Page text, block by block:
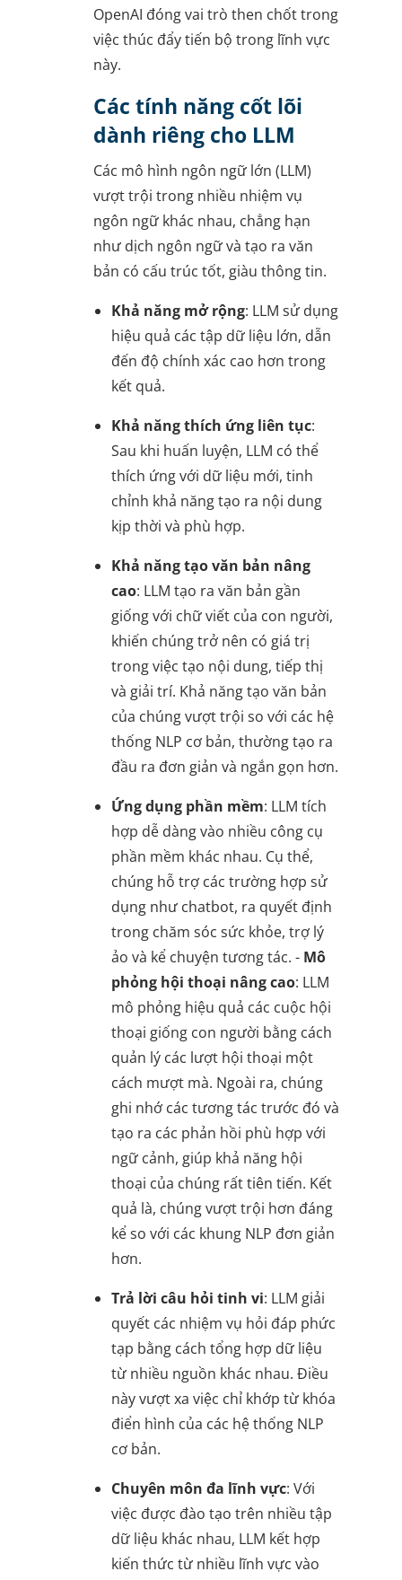
OpenAI đóng vai trò then chốt trong
việc thúc đẩy tiến bộ trong lĩnh vực
này.
Các tính năng cốt lõi
dành riêng cho LLM
Các mô hình ngôn ngữ lớn (LLM)
vượt trội trong nhiều nhiệm vụ
ngôn ngữ khác nhau, chẳng hạn
như dịch ngôn ngữ và tạo ra văn
bản có cấu trúc tốt, giàu thông tin.
Khả năng mở rộng: LLM sử dụng
hiệu quả các tập dữ liệu lớn, dẫn
đến độ chính xác cao hơn trong
kết quả.
Khả năng thích ứng liên tục:
Sau khi huấn luyện, LLM có thể
thích ứng với dữ liệu mới, tinh
chỉnh khả năng tạo ra nội dung
kịp thời và phù hợp.
Khả năng tạo văn bản nâng
cao: LLM tạo ra văn bản gần
giống với chữ viết của con người,
khiến chúng trở nên có giá trị
trong việc tạo nội dung, tiếp thị
và giải trí. Khả năng tạo văn bản
của chúng vượt trội so với các hệ
thống NLP cơ bản, thường tạo ra
đầu ra đơn giản và ngắn gọn hơn.
Ứng dụng phần mềm: LLM tích
hợp dễ dàng vào nhiều công cụ
phần mềm khác nhau. Cụ thể,
chúng hỗ trợ các trường hợp sử
dụng như chatbot, ra quyết định
trong chăm sóc sức khỏe, trợ lý
ảo và kể chuyện tương tác. - Mô
phỏng hội thoại nâng cao: LLM
mô phỏng hiệu quả các cuộc hội
thoại giống con người bằng cách
quản lý các lượt hội thoại một
cách mượt mà. Ngoài ra, chúng
ghi nhớ các tương tác trước đó và
tạo ra các phản hồi phù hợp với
ngữ cảnh, giúp khả năng hội
thoại của chúng rất tiên tiến. Kết
quả là, chúng vượt trội hơn đáng
kể so với các khung NLP đơn giản
hơn.
Trả lời câu hỏi tinh vi: LLM giải
quyết các nhiệm vụ hỏi đáp phức
tạp bằng cách tổng hợp dữ liệu
từ nhiều nguồn khác nhau. Điều
này vượt xa việc chỉ khớp từ khóa
điển hình của các hệ thống NLP
cơ bản.
Chuyên môn đa lĩnh vực: Với
việc được đào tạo trên nhiều tập
dữ liệu khác nhau, LLM kết hợp
kiến thức từ nhiều lĩnh vực vào